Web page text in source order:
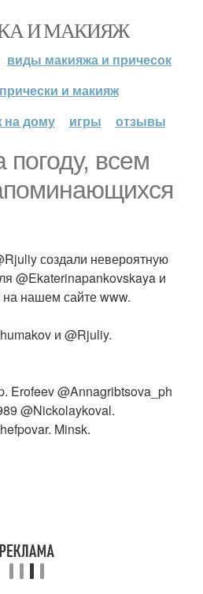
И МАКИЯЖ
виды макияжа и причесок
и макияж
на дому
игры отзывы
всем
создали невероятную
@Ekaterinapankovskaya и
нашем сайте www.
и @Rjuliy.
Erofeev @Annagribtsova_ph
@Nickolaykoval.
Minsk.